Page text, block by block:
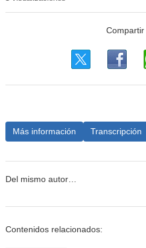
Más información Transcripción
Del mismo autor…
Contenidos relacionados: